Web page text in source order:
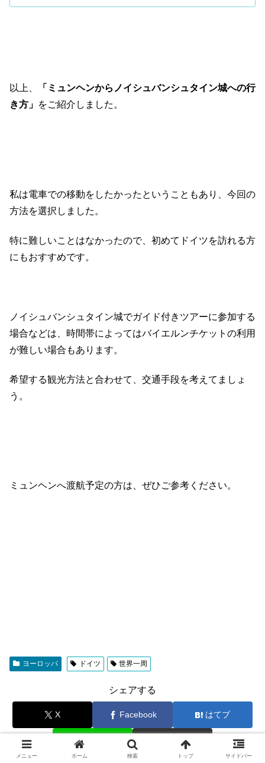
以上、
「ミュンヘンからノイシュバンシュタイン城への行
き方」 をご紹介しました。
私は電車での移動をしたかったということもあり、今回の
方法を選択しました。
特に難しいことはなかったので、初めてドイツを訪れる方
にもおすすめです。
ノイシュバンシュタイン城でガイド付きツアーに参加する
場合などは、時間帯によってはバイエルンチケットの利用
が難しい場合もあります。
希望する観光方法と合わせて、交通手段を考えてましょ
う。
ミュンヘンへ渡航予定の方は、ぜひご参考ください。
ヨーロッパ ドイツ 世界一周
シェアする
X Facebook はてブ
コピー
メニュー ホーム 検索 トップ サイドバー